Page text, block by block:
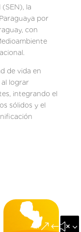
la
por
con
de vida en
lograr
integrando el
sólidos y el